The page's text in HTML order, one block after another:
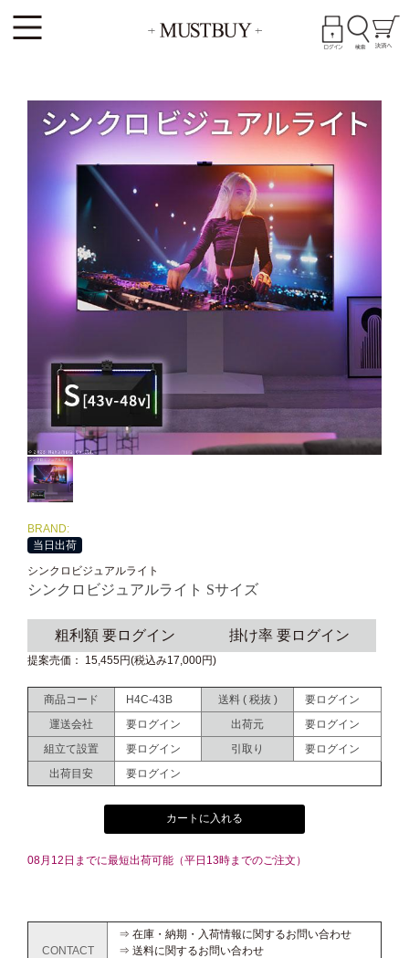
BRAND:
当日出荷
シンクロビジュアルライト
シンクロビジュアルライト Sサイズ
粗利額 要ログイン 掛け率 要ログイン
提案売価： 15,455円(税込み17,000円)
商品コード H4C-43B 送料 ( 税抜 )
要ログイン
運送会社
要ログイン 出荷元
要ログイン
組立て設置
要ログイン 引取り
要ログイン
出荷目安
要ログイン
カートに入れる
08月12日までに最短出荷可能（平日13時までのご注文）
CONTACT
⇒ 在庫・納期・入荷情報に関するお問い合わせ
⇒ 送料に関するお問い合わせ